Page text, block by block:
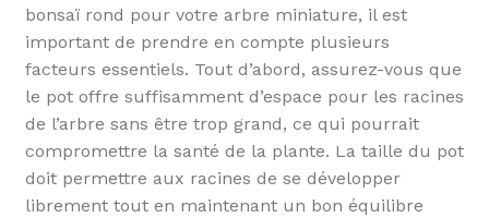
bonsaï rond pour votre arbre miniature, il est
important de prendre en compte plusieurs
facteurs essentiels. Tout d’abord, assurez-vous que
le pot offre suffisamment d’espace pour les racines
de l’arbre sans être trop grand, ce qui pourrait
compromettre la santé de la plante. La taille du pot
doit permettre aux racines de se développer
librement tout en maintenant un bon équilibre